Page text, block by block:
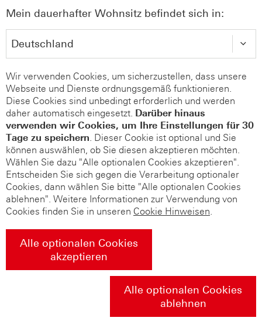
Mein dauerhafter Wohnsitz befindet sich in:
Wir verwenden Cookies, um sicherzustellen, dass unsere
Webseite und Dienste ordnungsgemäß funktionieren.
Diese Cookies sind unbedingt erforderlich und werden
daher automatisch eingesetzt. Darüber hinaus
verwenden wir Cookies, um Ihre Einstellungen für 30
Tage zu speichern. Dieser Cookie ist optional und Sie
können auswählen, ob Sie diesen akzeptieren möchten.
Wählen Sie dazu "Alle optionalen Cookies akzeptieren".
Entscheiden Sie sich gegen die Verarbeitung optionaler
Cookies, dann wählen Sie bitte "Alle optionalen Cookies
ablehnen". Weitere Informationen zur Verwendung von
Cookies finden Sie in unseren Cookie Hinweisen.
Alle optionalen Cookies
akzeptieren
Alle optionalen Cookies
ablehnen